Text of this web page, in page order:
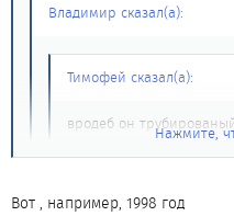
Владимир сказал(а):
Тимофей сказал(а):
вродеб он
если да - можно турбину
Нажмите,
Нажмите,
Вот , например, 1998 год